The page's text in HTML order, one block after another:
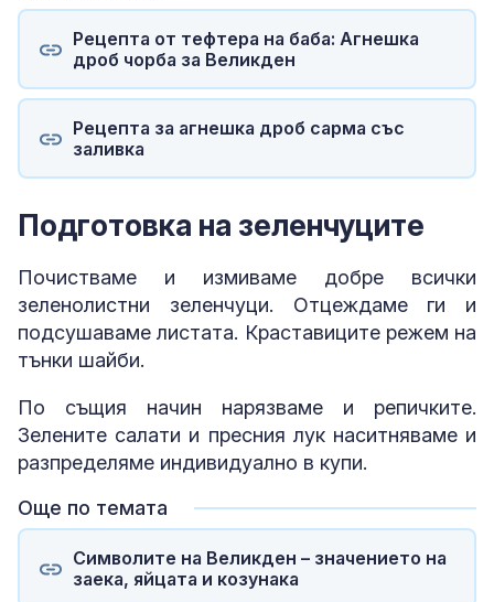
Рецепта от тефтера на баба: Агнешка
дроб чорба за Великден
Рецепта за агнешка дроб сарма със
заливка
Подготовка на зеленчуците
Почистваме и измиваме добре всички
зеленолистни зеленчуци. Отцеждаме ги и
подсушаваме листата. Краставиците режем на
тънки шайби.
По същия начин нарязваме и репичките.
Зелените салати и пресния лук наситняваме и
разпределяме индивидуално в купи.
Още по темата
Символите на Великден – значението на
заека, яйцата и козунака